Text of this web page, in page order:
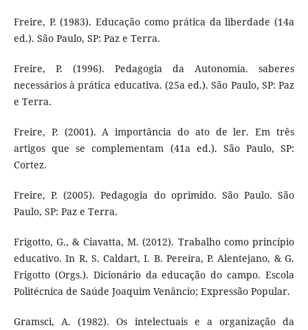
Freire, P. (1983). Educação como prática da liberdade (14a
ed.). São Paulo, SP: Paz e Terra.
Freire, P. (1996). Pedagogia da Autonomia. saberes
necessários à prática educativa. (25a ed.). São Paulo, SP: Paz
e Terra.
Freire, P. (2001). A importância do ato de ler. Em três
artigos que se complementam (41a ed.). São Paulo, SP:
Cortez.
Freire, P. (2005). Pedagogia do oprimido. São Paulo. São
Paulo, SP: Paz e Terra.
Frigotto, G., & Ciavatta, M. (2012). Trabalho como princípio
educativo. In R. S. Caldart, I. B. Pereira, P. Alentejano, & G.
Frigotto (Orgs.). Dicionário da educação do campo. Escola
Politécnica de Saúde Joaquim Venâncio; Expressão Popular.
Gramsci, A. (1982). Os intelectuais e a organização da